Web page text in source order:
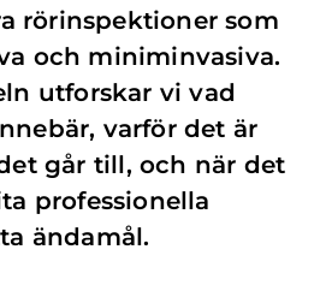
rörinspektioner som
och miniminvasiva.
utforskar vi vad
varför det är
går till, och när det
professionella
ändamål.